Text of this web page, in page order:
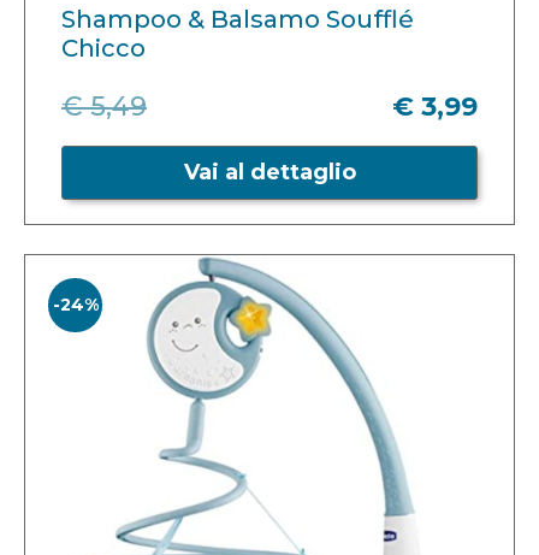
Shampoo & Balsamo Soufflé
Chicco
€ 5,49 € 3,99
Vai al dettaglio
-24%